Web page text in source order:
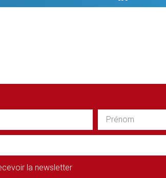
la newsletter